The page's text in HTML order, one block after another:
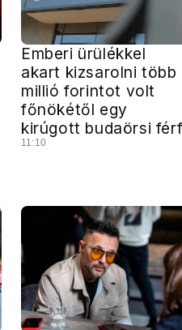
Emberi ürülékkel
akart kizsarolni több
millió forintot volt
főnökétől egy
kirúgott budaörsi
11:10